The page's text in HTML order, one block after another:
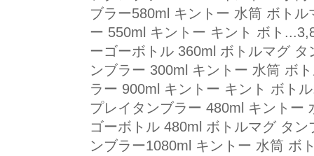
ブラー580ml キントー 水筒 ボト
ー 550ml キントー キント ボト
ーゴーボトル 360ml ボトルマグ
ンブラー 300ml キントー 水筒 ボ
ラー 900ml キントー キント ボト
プレイタンブラー 480ml キントー
ゴーボトル 480ml ボトルマグ タ
ンブラー1080ml キントー 水筒 ボ